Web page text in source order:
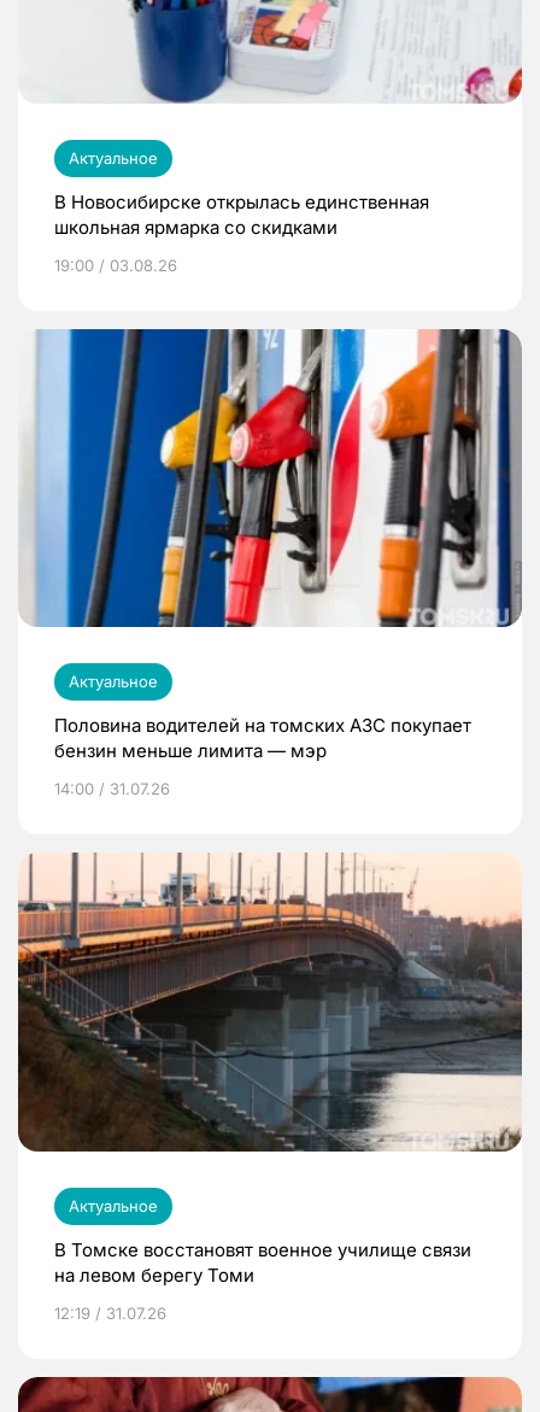
Актуальное
В Новосибирске открылась единственная
школьная ярмарка со скидками
19:00 / 03.08.26
Актуальное
Половина водителей на томских АЗС покупает
бензин меньше лимита — мэр
14:00 / 31.07.26
Актуальное
В Томске восстановят военное училище связи
на левом берегу Томи
12:19 / 31.07.26